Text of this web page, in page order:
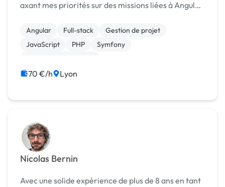
axant mes priorités sur des missions liées à Angular
Angular Full-stack
Gestion de projet
JavaScript
PHP
Symfony
70 €/h Lyon
Nicolas Bernin
Avec une solide expérience de plus de 8 ans en tant